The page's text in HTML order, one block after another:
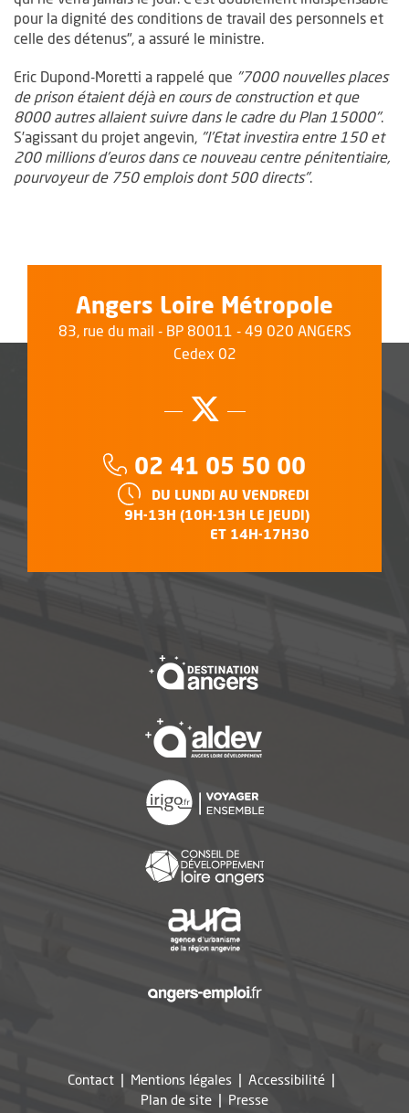
pour la dignité des conditions de travail des personnels et
celle des détenus", a assuré le ministre.
Eric Dupond-Moretti a rappelé que "7000 nouvelles places
de prison étaient déjà en cours de construction et que
8000 autres allaient suivre dans le cadre du Plan 15000".
S’agissant du projet angevin, "l’Etat investira entre 150 et
200 millions d’euros dans ce nouveau centre pénitentiaire,
pourvoyeur de 750 emplois dont 500 directs".
Angers Loire Métropole
83, rue du mail - BP 80011 - 49 020 ANGERS
Cedex 02
Suivez-nous
, Ouvre une
Téléphone :
02 41 05 50 00
HORAIRES :
DU LUNDI AU VENDREDI
9H-13H (10H-13H LE JEUDI)
ET 14H-17H30
Contact Mentions légales
Accessibilité
Plan de site
Presse, Ouvre une nouvelle